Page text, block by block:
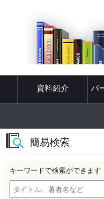
資料紹介
パ
簡易検索
キーワードで検索ができます